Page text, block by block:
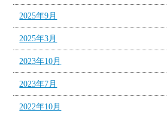
2025年9月
2025年3月
2023年10月
2023年7月
2022年10月